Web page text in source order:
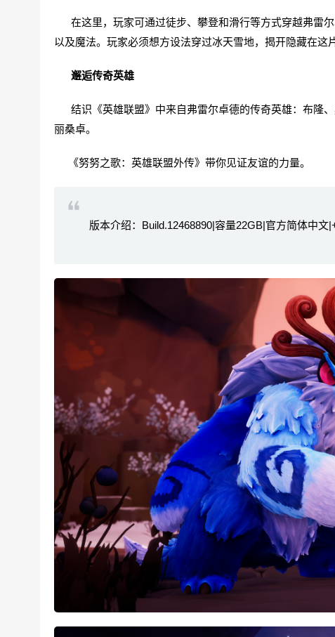
在这里，玩家可通过徒步、攀登和滑行等方式穿越弗雷
以及魔法。玩家必须想方设法穿过冰天雪地，揭开隐藏在这
邂逅传奇英雄
结识《英雄联盟》中来自弗雷尔卓德的传奇英雄：布隆
丽桑卓。
《努努之歌：英雄联盟外传》带你见证友谊的力量。
版本介绍：Build.12468890|容量22GB|官方简体中文